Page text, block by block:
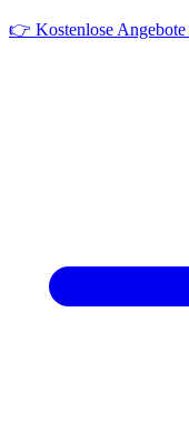
👉 Kostenlose Angebote